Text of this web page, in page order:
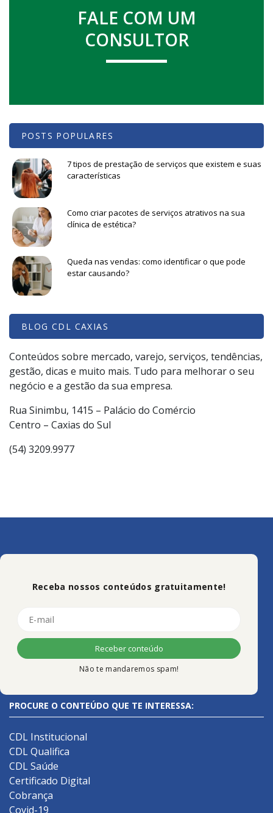
FALE COM UM
CONSULTOR
POSTS POPULARES
7 tipos de prestação de serviços que existem e suas
características
Como criar pacotes de serviços atrativos na sua
clínica de estética?
Queda nas vendas: como identificar o que pode
estar causando?
BLOG CDL CAXIAS
Conteúdos sobre mercado, varejo, serviços, tendências,
gestão, dicas e muito mais. Tudo para melhorar o seu
negócio e a gestão da sua empresa.
Rua Sinimbu, 1415 – Palácio do Comércio
Centro – Caxias do Sul
(54) 3209.9977
Receba nossos conteúdos gratuitamente!
Não te mandaremos spam!
PROCURE O CONTEÚDO QUE TE INTERESSA:
CDL Institucional
CDL Qualifica
CDL Saúde
Certificado Digital
Cobrança
Covid-19